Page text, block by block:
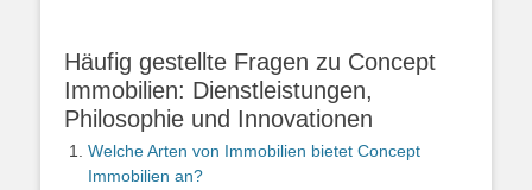
Häufig gestellte Fragen zu Concept
Immobilien: Dienstleistungen,
Philosophie und Innovationen
Welche Arten von Immobilien bietet Concept
Immobilien an?